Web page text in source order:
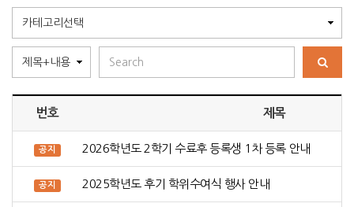
번호 제목
공지 2026학년도 2학기 수료후 등록생 1차 등록 안내
공지 2025학년도 후기 학위수여식 행사 안내